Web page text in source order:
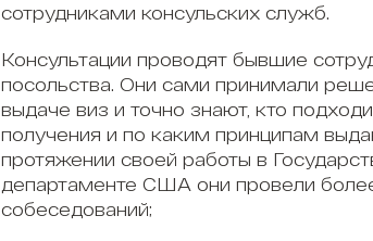
сотрудниками консульских служб.
Консультации проводят бывшие
посольства. Они сами принимали
выдаче виз и точно знают, кто
получения и по каким принципам
протяжении своей работы в
департаменте США они провели
собеседований;